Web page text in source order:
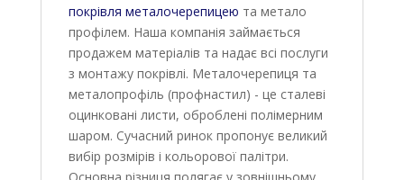
покрівля металочерепицею та метало
профілем. Наша компанія займається
продажем матеріалів та надає всі послуги
з монтажу покрівлі. Металочерепиця та
металопрофіль (профнастил) - це сталеві
оцинковані листи, оброблені полімерним
шаром. Сучасний ринок пропонує великий
вибір розмірів і кольорової палітри.
Основна різниця полягає у зовнішньому